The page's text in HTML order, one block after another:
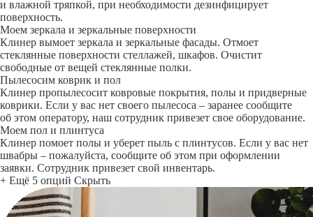
и влажной тряпкой, при необходимости дезинфицирует
поверхность.
Моем зеркала и зеркальные поверхности
Клинер вымоет зеркала и зеркальные фасады. Отмоет
стеклянные поверхности стеллажей, шкафов. Очистит
свободные от вещей стеклянные полки.
Пылесосим коврик и пол
Клинер пропылесосит ковровые покрытия, полы и придверные
коврики. Если у вас нет своего пылесоса – заранее сообщите
об этом оператору, наш сотрудник привезет свое оборудование.
Моем пол и плинтуса
Клинер помоет полы и уберет пыль с плинтусов. Если у вас нет
швабры – пожалуйста, сообщите об этом при оформлении
заявки. Сотрудник привезет свой инвентарь.
+ Ещё 5 опций Скрыть